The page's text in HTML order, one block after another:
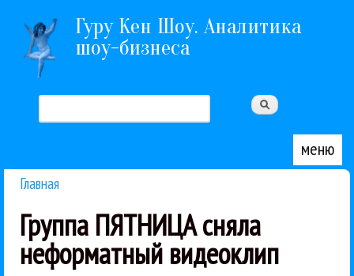
Перейти к основному содержанию
Гуру Кен Шоу. Аналитика
шоу-бизнеса
Форма поиска
меню
Главная
Группа ПЯТНИЦА сняла
неформатный видеоклип